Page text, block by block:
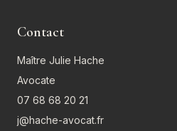
Contact
Maître Julie Hache
Avocate
07 68 68 20 21
j@hache-avocat.fr